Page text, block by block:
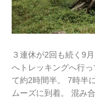
３連休が2回も続く9
へトレッキングへ行
て約2時間半。 7時半
ムーズに到着。 混み